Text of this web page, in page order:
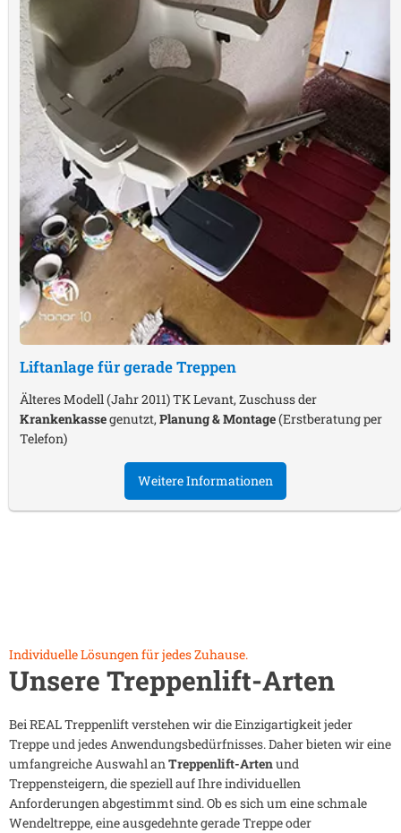
Liftanlage für gerade Treppen
Älteres Modell (Jahr 2011) TK Levant, Zuschuss der
Krankenkassegenutzt,Planung & Montage(Erstberatung per
Telefon)
Weitere Informationen
Individuelle Lösungen für jedes Zuhause.
Unsere Treppenlift-Arten
Bei REAL Treppenlift verstehen wir die Einzigartigkeit jeder
Treppe und jedes Anwendungsbedürfnisses. Daher bieten wir eine
umfangreiche Auswahl anTreppenlift-Artenund
Treppensteigern, die speziell auf Ihre individuellen
Anforderungen abgestimmt sind. Ob es sich um eine schmale
Wendeltreppe, eine ausgedehnte gerade Treppe oder